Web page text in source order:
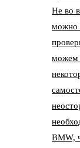
Не во
можно
можем
BMW,